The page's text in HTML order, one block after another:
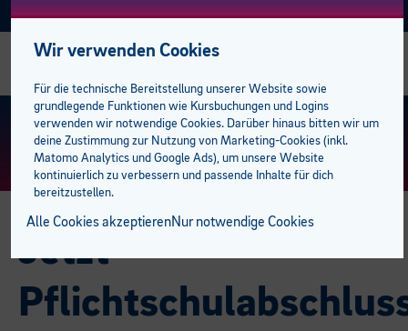
FacebookInstagramLinkedin
Business Campus
E-Learning Lehrgänge
EDV & KI
Rechnungswesen
Sozial Campus
Gesundheit
Medizinische Assistenzberufe
Deutsch
Englisch
Spanisch
Berufsreifeprüfung
Lehrabschluss
Studiengänge
Studiengänge
Ausbilder:innen
Lehrlinge
Mitarbeiter
Sprachen
Privatpersonen
Unternehmen
Bildungsberatung
bfi Freifahrt Ticket
Standorte
bfi Standort Dornbirn
BFI Team
Trainer:innen
KURS FINDEN > ERWEITERTE SUCHE
Jetzt
Wir verwenden Cookies
Für die technische Bereitstellung unserer Website sowie
grundlegende Funktionen wie Kursbuchungen und Logins
verwenden wir notwendige Cookies. Darüber hinaus bitten wir um
deine Zustimmung zur Nutzung von Marketing-Cookies (inkl.
Matomo Analytics und Google Ads), um unsere Website
kontinuierlich zu verbessern und passende Inhalte für dich
bereitzustellen.
Alle Cookies akzeptierenNur notwendige Cookies